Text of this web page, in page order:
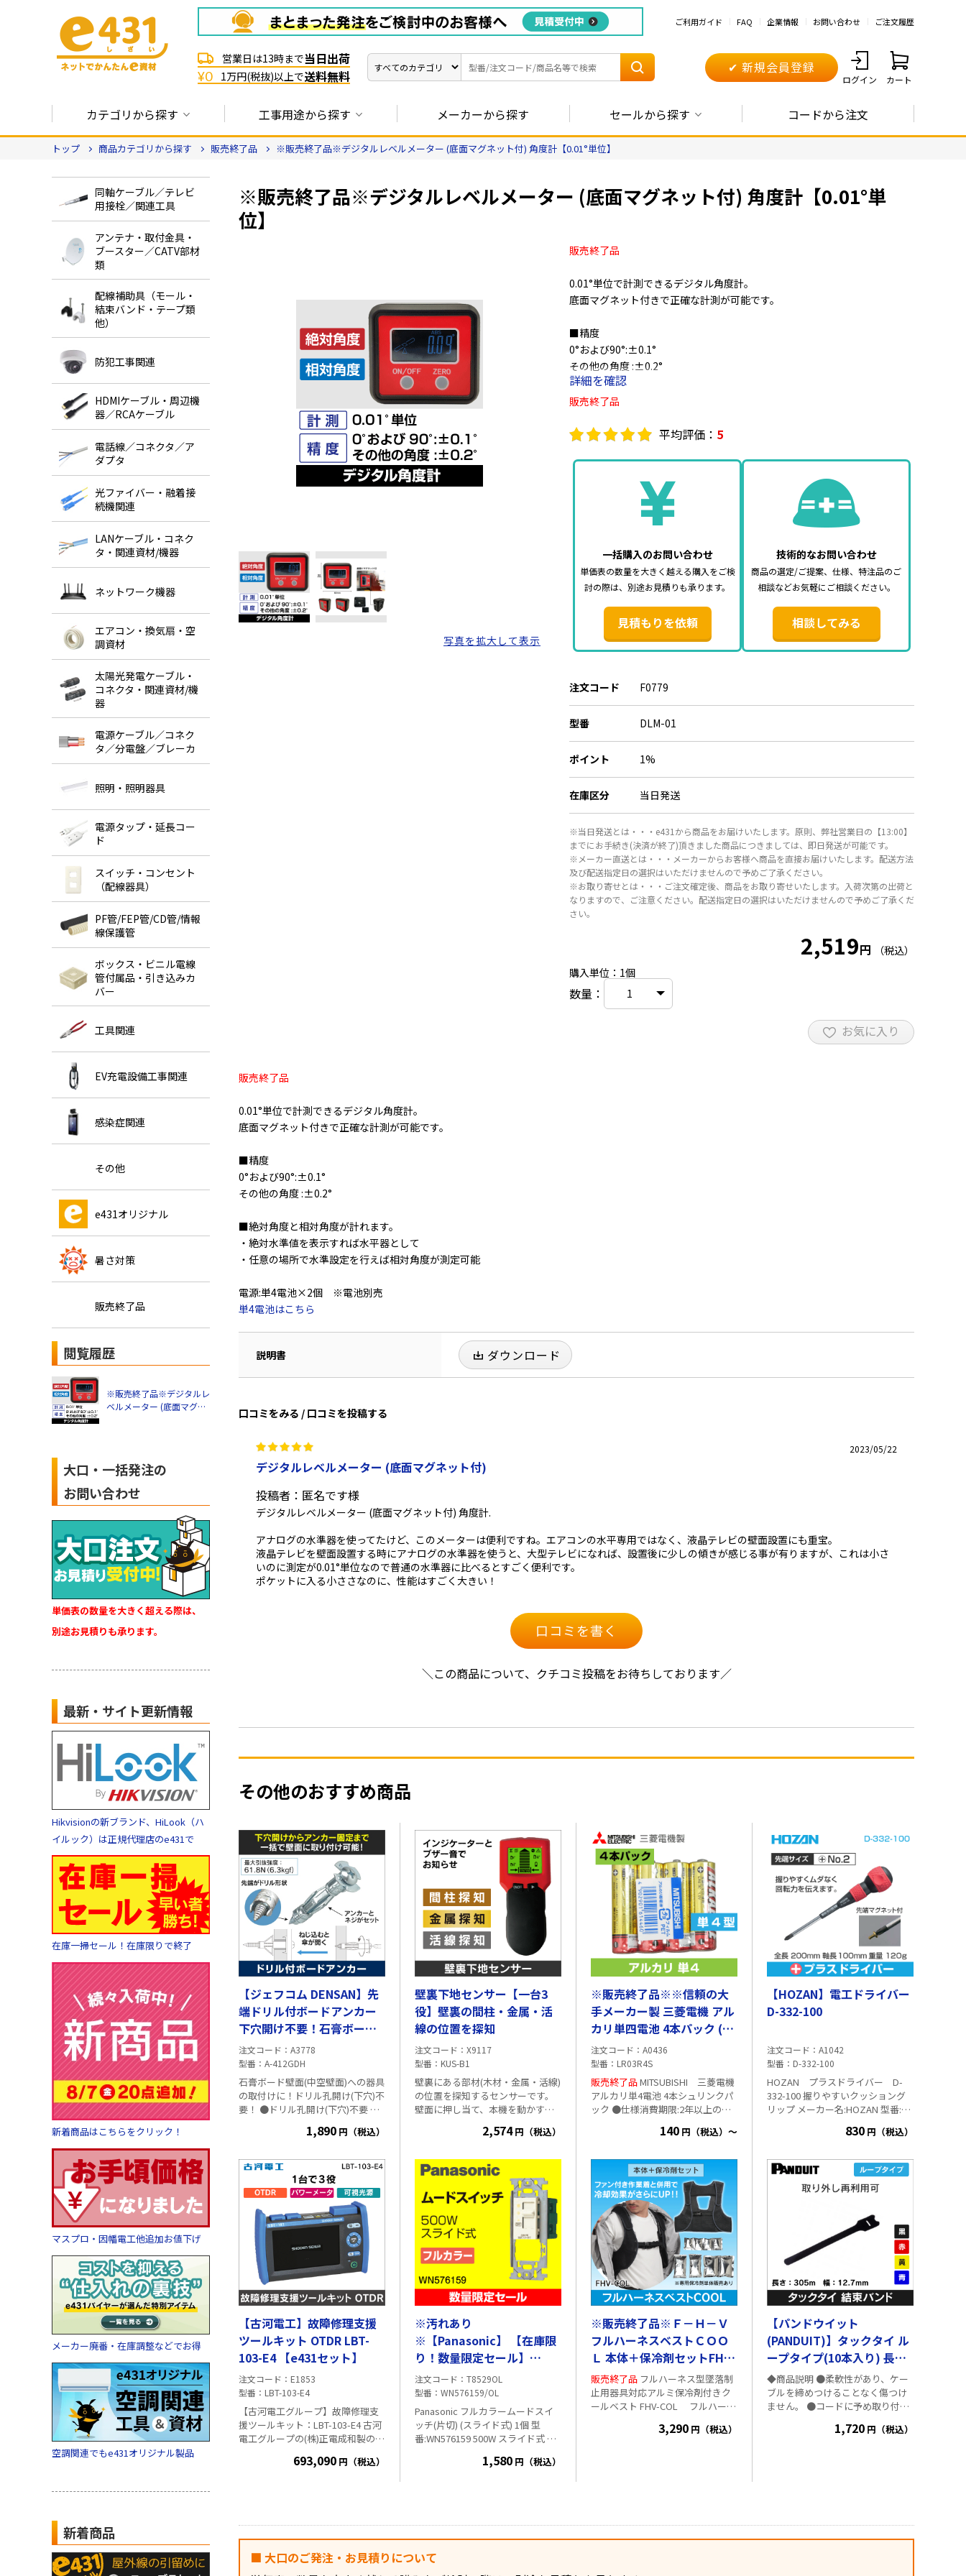
ご利用ガイド FAQ 企業情報 お問い合わせ ご注文履歴
営業日は13時まで当日出荷
¥0 1万円(税抜)以上で送料無料
✔ 新規会員登録
ログイン カート
カテゴリから探す 工事用途から探す メーカーから探す セールから探す コードから注文
トップ 商品カテゴリから探す 販売終了品 ※販売終了品※デジタルレベルメーター (底面マグネット付) 角度計【0.01°単位】
同軸ケーブル／テレビ
用接栓／関連工具
アンテナ・取付金具・
ブースター／CATV部材
類
配線補助具（モール・
結束バンド・テープ類
他）
防犯工事関連
HDMIケーブル・周辺機
器／RCAケーブル
電話線／コネクタ／ア
ダプタ
光ファイバー・融着接
続機関連
LANケーブル・コネク
タ・関連資材/機器
ネットワーク機器
エアコン・換気扇・空
調資材
太陽光発電ケーブル・
コネクタ・関連資材/機
器
電源ケーブル／コネク
タ／分電盤／ブレーカ
照明・照明器具
電源タップ・延長コー
ド
スイッチ・コンセント
（配線器具）
PF管/FEP管/CD管/情報
線保護管
ボックス・ビニル電線
管付属品・引き込みカ
バー
工具関連
EV充電設備工事関連
感染症関連
その他
e431オリジナル
暑さ対策
販売終了品
閲覧履歴
※販売終了品※デジタルレ
ベルメーター (底面マグネ
大口・一括発注の
お問い合わせ
単価表の数量を大きく超える際は、
別途お見積りも承ります。
最新・サイト更新情報
Hikvisionの新ブランド、HiLook（ハ
イルック）は正規代理店のe431で
在庫一掃セール！在庫限りで終了
新着商品はこちらをクリック！
マスプロ・因幡電工他追加お値下げ
メーカー廃番・在庫調整などでお得
空調関連でもe431オリジナル製品
新着商品
※販売終了品※デジタルレベルメーター (底面マグネット付) 角度計【0.01°単
位】
販売終了品
0.01°単位で計測できるデジタル角度計。
底面マグネット付きで正確な計測が可能です。
■精度
0°および90°:±0.1°
その他の角度 :±0.2°
■絶対角度と相対角度が計れます。
・任意の場所で水準設定を行えば相対角度が測定可能
電源:単4電池×2個 ※電池別売
単4電池はこちら
詳細を確認
販売終了品
平均評価： 5
一括購入のお問い合わせ
単価表の数量を大きく越える購入をご検
討の際は、別途お見積りも承ります。
見積もりを依頼
技術的なお問い合わせ
商品の選定/ご提案、仕様、特注品のご
相談などお気軽にご相談ください。
相談してみる
注文コード F0779
型番 DLM-01
ポイント 1%
在庫区分 当日発送
※当日発送とは・・・e431から商品をお届けいたします。原則、弊社営業日の【13:00】
までにお手続き(決済が終了)頂きました商品につきましては、即日発送が可能です。
※メーカー直送とは・・・メーカーからお客様へ商品を直接お届けいたします。配送方法
及び配送指定日の選択はいただけませんので予めご了承ください。
※お取り寄せとは・・・ご注文確定後、商品をお取り寄せいたします。入荷次第の出荷と
なりますので、ご注意ください。配送指定日の選択はいただけませんので予めご了承くだ
さい。
2,519円
（税込）
購入単位：1個
数量：
お気に入り
写真を拡大して表示
販売終了品
0.01°単位で計測できるデジタル角度計。
底面マグネット付きで正確な計測が可能です。
■精度
0°および90°:±0.1°
その他の角度 :±0.2°
■絶対角度と相対角度が計れます。
・絶対水準値を表示すれば水平器として
・任意の場所で水準設定を行えば相対角度が測定可能
電源:単4電池×2個 ※電池別売
単4電池はこちら
説明書 ダウンロード
口コミをみる / 口コミを投稿する
2023/05/22
デジタルレベルメーター (底面マグネット付)
投稿者：匿名です様
デジタルレベルメーター (底面マグネット付) 角度計.
アナログの水準器を使ってたけど、このメーターは便利ですね。エアコンの水平専用ではなく、液晶テレビの壁面設置にも重宝。
液晶テレビを壁面設置する時にアナログの水準器を使うと、大型テレビになれば、設置後に少しの傾きが感じる事が有りますが、これは小さ
いのに測定が0.01°単位なので普通の水準器に比べるとすごく便利です。
ポケットに入る小ささなのに、性能はすごく大きい！
口コミを書く
＼この商品について、クチコミ投稿をお待ちしております／
その他のおすすめ商品
【ジェフコム DENSAN】先
端ドリル付ボードアンカー
下穴開け不要！石膏ボード
への取付が楽々♪（6～
12.5mm厚用）40本入 A-
412GDH
注文コード
A3778
型番
A-412GDH
石膏ボード壁面(中空壁面)への器具
の取付けに！ドリル孔開け(下穴)不
要！ ●ドリル孔開け(下穴)不要 ●
ー固定まで可能 ●先端ドリル形状
能 アンカーとネジがセット+先端
ドリル形状なので 下穴開けからア
ンカー固定まで一括で石膏壁面に
取付け可能! 作業効率が格段にアッ
プします。 ●用途:エアコン室内
機、通信機器、分電盤、スイッチ
盤、棚受けなどの取付け ・適用板
厚:6～12.5mm ・ネジ径:M4 ・ドリ
ル径(下穴):φ9mm ・材質:石膏ボー
ド12.5mm厚 ・最大引抜強
度:61.8N(6.3kg) ●40本入り
1,890 円（税込）
壁裏下地センサー【一台3
役】壁裏の間柱・金属・活
線の位置を探知
注文コード
X9117
型番
KUS-B1
壁裏にある部材(木材・金属・活線)
の位置を探知するセンサーです。
壁面に押し当て、本機を動かす事
示とブザー音でお知らせします。 5
ド(深度13mm・25mm・38mm) ・
金属探知モード(深度60mm) ・活線
探知モード(深度51mm) 間柱探知モ
ードのみ中心を探知できます。 金
属・活線探知モードは両端の感知
を繰り返すことで範囲を絞り込
み、 中心の見当をつけます。 ■対
応不可能な壁面 ・金属箔や金属繊
個 ※電池は付属しておりません
2,574 円（税込）
※販売終了品※※信頼の大
手メーカー製 三菱電機 アル
カリ単四電池 4本パック (単
4形) LR03R4S
注文コード
A0436
型番
LR03R4S
販売終了品
アルカリ単4電池 4本シュリンクパ
ック ●仕様消費期限:2年以上の商
オリジナルアルカリ電池はこちら
め！／
140 円（税込）～
【HOZAN】電工ドライバー
D-332-100
注文コード
A1042
型番
D-332-100
HOZAN プラスドライバー D-
332-100 握りやすいクッショング
リップ メーカー名:HOZAN 型番:D-
先端サイズ:⊕No.2 軸径:6.4mmφ ハ
830 円（税込）
【古河電工】故障修理支援
ツールキット OTDR LBT-
103-E4 【e431セット】
注文コード
E1853
型番
LBT-103-E4
【古河電工グループ】故障修理支
援ツールキット：LBT-103-E4 古河
電工グループの(株)正電成和製の製
す。 本体(LBT-103)に加えてソフト
OTDR、光パワーメータ、可視光源
693,090 円（税込）
※汚れあり
※【Panasonic】 【在庫限
り！数量限定セール】
WN576159 フルカラームー
ドスイッチ(片切) (スライド
式) 1個
注文コード
T8529OL
型番
WN576159/OL
Panasonic フルカラームードスイ
ッチ(片切) (スライド式) 1個 型
番:WN576159 500W スライド式 ※
による軽微な汚れ、外梱包の破
1,580 円（税込）
※販売終了品※Ｆ－Ｈ－Ｖ
フルハーネスベストＣＯＯ
Ｌ 本体＋保冷剤セットFHV-
COL
販売終了品
止用器具対応アルミ保冷剤付きク
ールベスト FHV-COL フルハーネ
体とハーネスの密着を保てます。
幅(cm)：34 ・サイズ：フリー（肩
幅:約34×着丈:約41.5cm） ・色：
3,290 円（税込）
【パンドウイット
(PANDUIT)】タックタイ ル
ープタイプ(10本入り) 長さ
(mm): 305_黒
◆商品説明 ●柔軟性があり、ケー
ブルを締めつけることなく傷つけ
ません。 ●コードに予め取り付け
に結束できます。 ●M5ねじを使用
最大結束径 (mm): 81 ●ループ引張
強度 N(kg): 178 ●入数:10本
1,720 円（税込）
■ 大口のご発注・お見積りについて